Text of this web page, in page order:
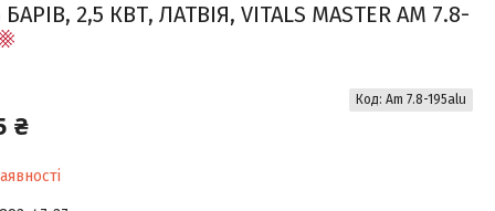
2,5 КВТ, ЛАТВІЯ, VITALS MASTER AM 7.8-
₴
Код: Am 7.8-195alu